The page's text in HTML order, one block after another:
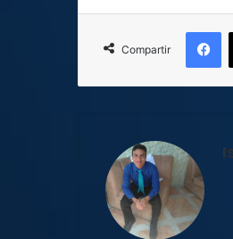
Compartir